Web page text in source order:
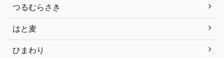
つるむらさき
はと麦
ひまわり